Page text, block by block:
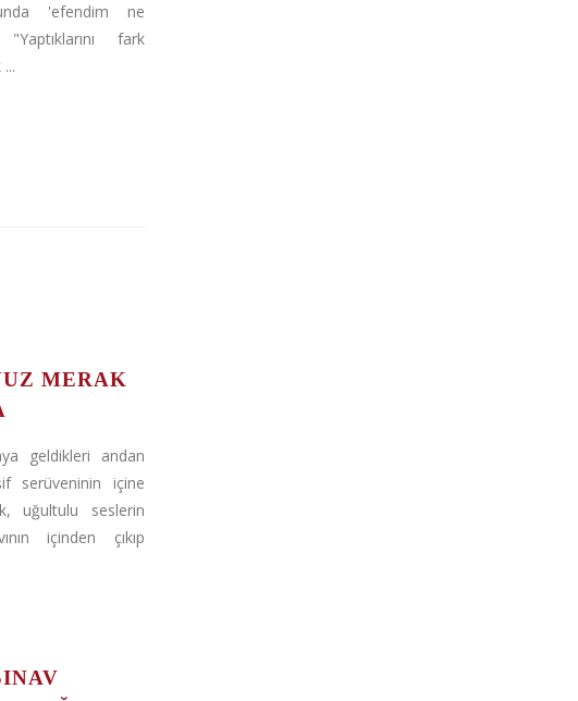
'efendim ne
fark
MERAK
geldikleri andan
serüveninin içine
uğultulu seslerin
içinden çıkıp